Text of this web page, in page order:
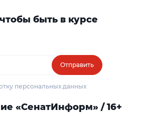
быть в курсе
Отправить
персональных данных
«СенатИнформ» / 16+